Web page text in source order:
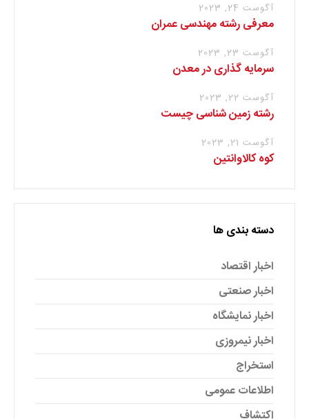
آگوست 24, 2023
معرفی رشته مهندسی عمران
آگوست 23, 2023
سرمایه گذاری در معدن
آگوست 22, 2023
رشته زمین شناسی چیست
آگوست 21, 2023
کوه کالاوانتین
دسته بندی ها
اخبار اقتصاد
اخبار صنعتی
اخبار نمایشگاه
اخبار نیمروزی
استخراج
اطلاعات عمومی